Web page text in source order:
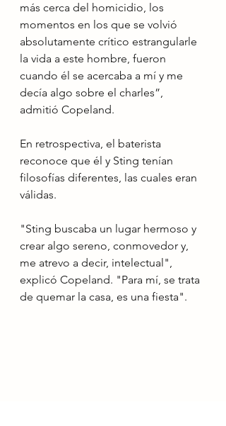
más cerca del homicidio, los
momentos en los que se volvió
absolutamente crítico estrangularle
la vida a este hombre, fueron
cuando él se acercaba a mí y me
decía algo sobre el charles”,
admitió Copeland.
En retrospectiva, el baterista
reconoce que él y Sting tenían
filosofías diferentes, las cuales eran
válidas.
"Sting buscaba un lugar hermoso y
crear algo sereno, conmovedor y,
me atrevo a decir, intelectual",
explicó Copeland. "Para mí, se trata
de quemar la casa, es una fiesta".